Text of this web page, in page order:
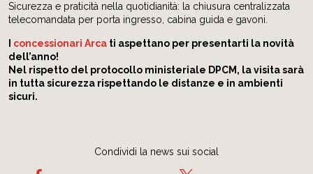
Sicurezza e praticità nella quotidianità: la chiusura centralizzata
telecomandata per porta ingresso, cabina guida e gavoni.
concessionari Arca ti aspettano per presentarti la novità
dell’anno!
Nel rispetto del protocollo ministeriale DPCM, la visita sarà
in tutta sicurezza rispettando le distanze e in ambienti
sicuri.
Condividi la news sui social